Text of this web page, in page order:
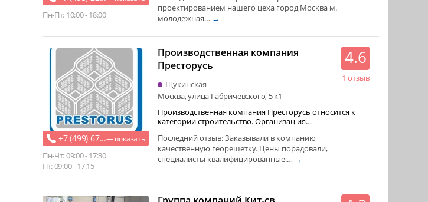
Пн-Пт: 10:00 - 18:00
проектированием нашего цеха город Москва м.
молодежная… →
+7 (499) 67...— показать
Пн-Чт: 09:00 - 17:30
Пт: 09:00 - 17:15
Производственная компания
Престорусь
4.6
1 отзыв
Щукинская
Москва, улица Габричевского, 5 к1
Производственная компания Престорусь относится к
категории строительство. Организац ия
Последний отзыв: Заказывали в компанию
качественную георешетку. Цены порадовали,
специалисты квалифицированные.… →